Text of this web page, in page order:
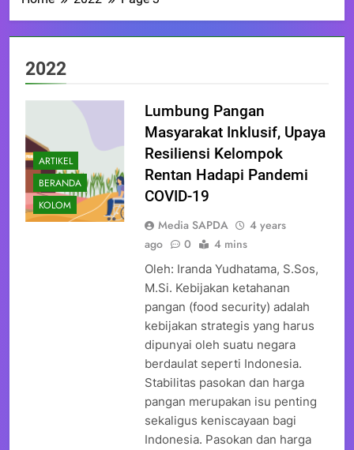
2022
ARTIKEL
BERANDA
KOLOM
Lumbung Pangan
Masyarakat Inklusif, Upaya
Resiliensi Kelompok
Rentan Hadapi Pandemi
COVID-19
Media SAPDA
4 years
ago
0 4 mins
Oleh: Iranda Yudhatama, S.Sos,
M.Si. Kebijakan ketahanan
pangan (food security) adalah
kebijakan strategis yang harus
dipunyai oleh suatu negara
berdaulat seperti Indonesia.
Stabilitas pasokan dan harga
pangan merupakan isu penting
sekaligus keniscayaan bagi
Indonesia. Pasokan dan harga